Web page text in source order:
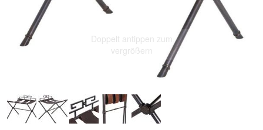
Doppelt antippen zum
vergrößern